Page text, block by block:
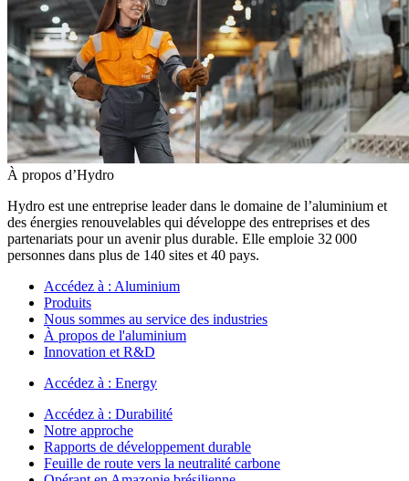
À propos d’Hydro
Hydro est une entreprise leader dans le domaine de l’aluminium et
des énergies renouvelables qui développe des entreprises et des
partenariats pour un avenir plus durable. Elle emploie 32 000
personnes dans plus de 140 sites et 40 pays.
Accédez à : Aluminium
Produits
Nous sommes au service des industries
À propos de l'aluminium
Innovation et R&D
Accédez à : Energy
Accédez à : Durabilité
Notre approche
Rapports de développement durable
Feuille de route vers la neutralité carbone